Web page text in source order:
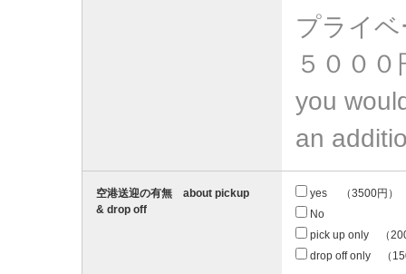
プライ
５００
you
an
空港送迎の有無 about pickup
& drop off
yes （3500円）
No
pick up only （
drop off only （